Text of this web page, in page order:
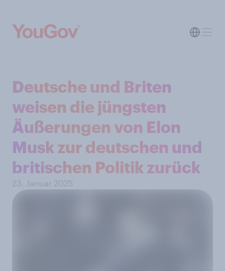
Deutsche und Briten
weisen die jüngsten
Äußerungen von Elon
Musk zur deutschen und
britischen Politik zurück
23. Januar 2025